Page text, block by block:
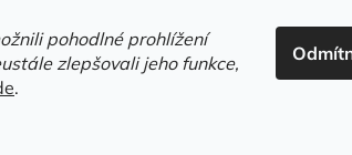
pohodlné prohlížení
zlepšovali jeho funkce,
.
HLEDAT